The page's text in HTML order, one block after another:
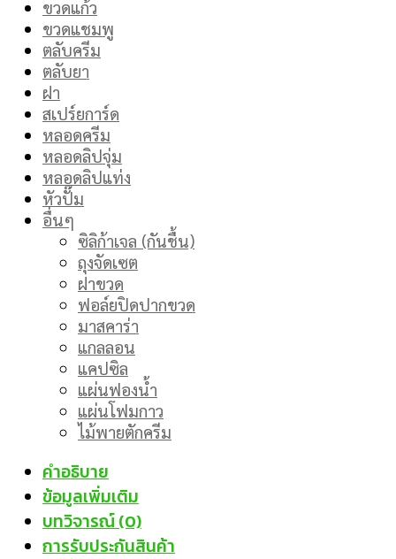
ขวดแก้ว
ขวดแชมพู
ตลับครีม
ตลับยา
ฝา
สเปร์ยการ์ด
หลอดครีม
หลอดลิปจุ่ม
หลอดลิปแท่ง
หัวปั๊ม
อื่นๆ
ซิลิก้าเจล (กันชื้น)
ถุงจัดเซต
ฝาขวด
ฟอล์ยปิดปากขวด
มาสคาร่า
แกลลอน
แคปซิล
แผ่นฟองน้ำ
แผ่นโฟมกาว
ไม้พายตักครีม
คำอธิบาย
ข้อมูลเพิ่มเติม
บทวิจารณ์ (0)
การรับประกันสินค้า